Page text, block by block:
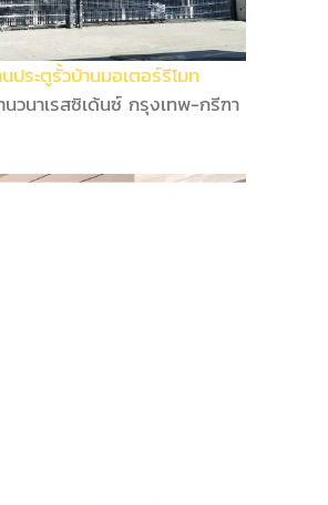
ประตูรั้วบ้านมอเตอร์รีโมท
นวนาเรสซิเด้นซ์ กรุงเทพ-กรีฑา